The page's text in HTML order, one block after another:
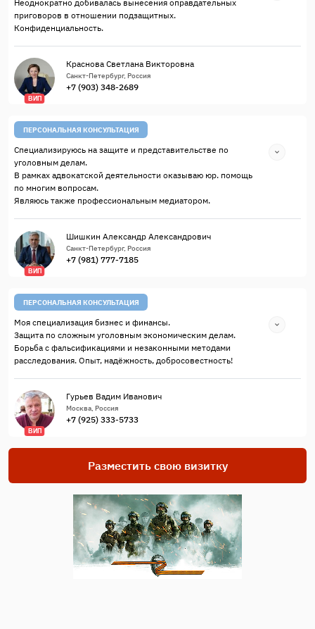
Неоднократно добивалась вынесения оправдательных
приговоров в отношении подзащитных.
Конфиденциальность.
ВИП
Краснова Светлана Викторовна
Санкт-Петербург, Россия
+7 (903) 348-2689
ПЕРСОНАЛЬНАЯ КОНСУЛЬТАЦИЯ
Специализируюсь на защите и представительстве по
уголовным делам.
В рамках адвокатской деятельности оказываю юр. помощь
по многим вопросам.
Являюсь также профессиональным медиатором.
ВИП
Шишкин Александр Александрович
Санкт-Петербург, Россия
+7 (981) 777-7185
ПЕРСОНАЛЬНАЯ КОНСУЛЬТАЦИЯ
Моя специализация бизнес и финансы.
Защита по сложным уголовным экономическим делам.
Борьба с фальсификациями и незаконными методами
расследования. Опыт, надёжность, добросовестность!
ВИП
Гурьев Вадим Иванович
Москва, Россия
+7 (925) 333-5733
Разместить свою визитку